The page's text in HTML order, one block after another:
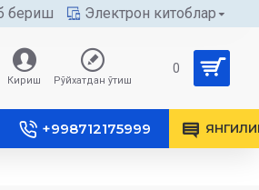
бериш Электрон китоблар
Кириш Рўйхатдан ўтиш
0
+998712175999